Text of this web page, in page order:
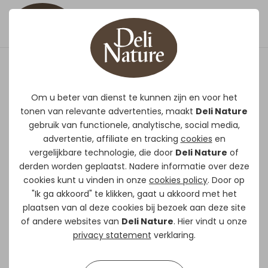
Om u beter van dienst te kunnen zijn en voor het
tonen van relevante advertenties, maakt Deli Nature
gebruik van functionele, analytische, social media,
advertentie, affiliate en tracking cookies en
vergelijkbare technologie, die door Deli Nature of
derden worden geplaatst. Nadere informatie over deze
cookies kunt u vinden in onze cookies policy. Door op
"Ik ga akkoord" te klikken, gaat u akkoord met het
plaatsen van al deze cookies bij bezoek aan deze site
of andere websites van Deli Nature. Hier vindt u onze
privacy statement verklaring.
59 - Grote Parkieten
Standaard
Gevarieerde mengeling voor grote
parkieten met een hoog aandeel
zonnebloempitten (30%).
Optimale mengeling voor de
grotere parkieten soorten zoals de
grote Alexanderparkiet, Derbyan,
guyaquil.